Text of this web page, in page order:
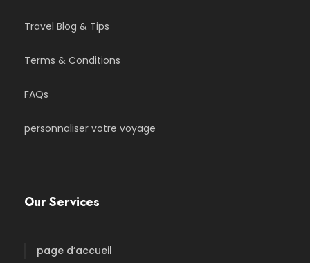
Travel Blog & Tips
Terms & Conditions
FAQs
personnaliser votre voyage
Our Services
page d’accueil